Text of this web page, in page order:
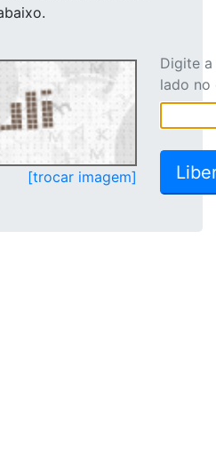
[trocar imagem]
Digite
lado no